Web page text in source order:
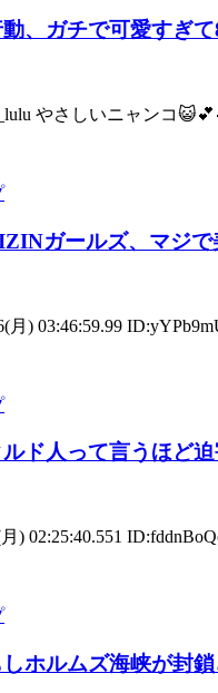
、ガチで可愛すぎ
やさしいニャンコ
ガールズ、マジ
月) 03:46:59.99
ルド人って言うほど
月) 02:25:40.551
しホルムズ海峡が封